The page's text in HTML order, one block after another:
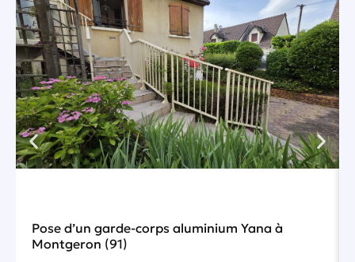
Pose d’un garde-corps aluminium Yana à
Montgeron (91)